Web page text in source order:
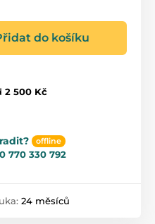
do košíku
2 500 Kč
offline
770 330 792
24 měsíců